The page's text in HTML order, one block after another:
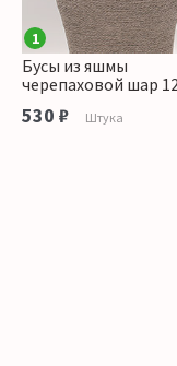
1
Бусы из яшмы
черепаховой шар
530 ₽ Штука